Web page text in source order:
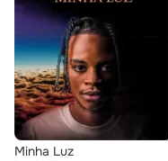
Minha Luz